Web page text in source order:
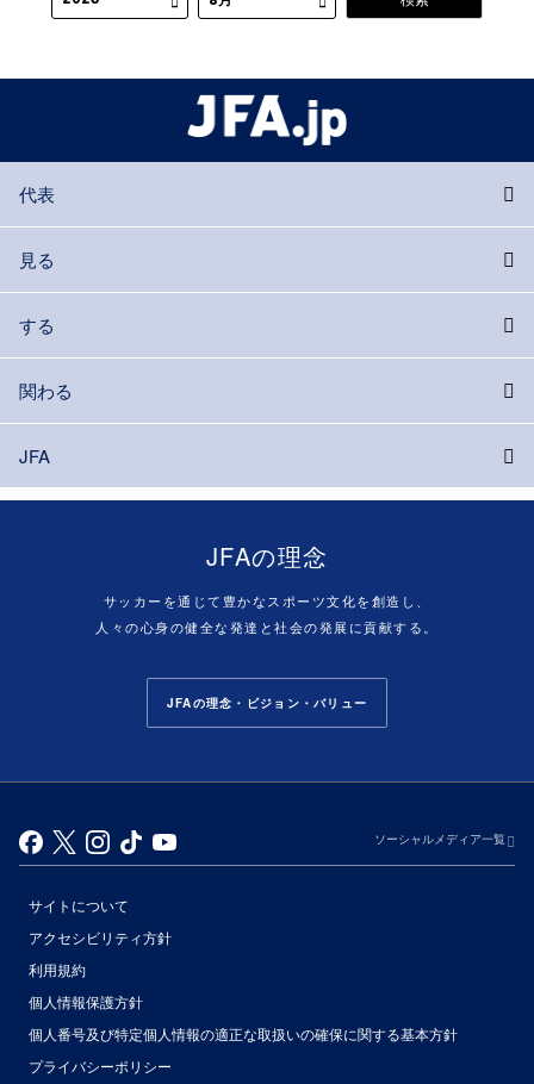
代表
見る
する
関わる
JFA
JFAの理念
サッカーを通じて豊かなスポーツ文化を創造し、
人々の心身の健全な発達と社会の発展に貢献する。
JFAの理念・ビジョン・バリュー
ソーシャルメディア一覧
サイトについて
アクセシビリティ方針
利用規約
個人情報保護方針
個人番号及び特定個人情報の適正な取扱いの確保に関する基本方針
プライバシーポリシー